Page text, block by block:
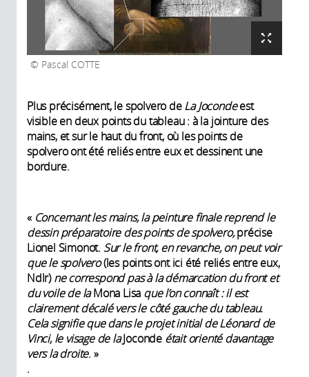
Pascal COTTE
Plus précisément, le spolvero deLa Jocondeest
visible en deux points du tableau : à la jointure des
mains, et sur le haut du front, où les points de
spolvero ont été reliés entre eux et dessinent une
bordure.
« Concernant les mains, la peinture finale reprend le
dessin préparatoire des points despolvero,précise
Lionel Simonot. Sur le front, en revanche, on peut voir
que lespolvero(les points ont ici été reliés entre eux,
Ndlr)ne correspond pas à la démarcation du front et
du voile de laMona Lisa que l’on connaît : il est
clairement décalé vers le côté gauche du tableau.
Cela signifie que dans le projet initial de Léonard de
Vinci, le visage de laJoconde était orienté davantage
vers la droite. »
.